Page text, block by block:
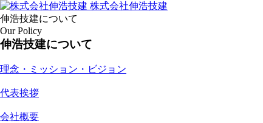
株式会社伸浩技建
伸浩技建について
Our Policy
伸浩技建について
理念・ミッション・ビジョン
代表挨拶
会社概要